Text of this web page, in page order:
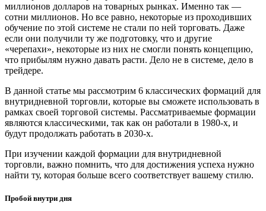
миллионов долларов на товарных рынках. Именно так —
сотни миллионов. Но все равно, некоторые из проходивших
обучение по этой системе не стали по ней торговать. Даже
если они получили ту же подготовку, что и другие
«черепахи», некоторые из них не смогли понять концепцию,
что прибылям нужно давать расти. Дело не в системе, дело в
трейдере.
В данной статье мы рассмотрим 6 классических формаций для
внутридневной торговли, которые вы сможете использовать в
рамках своей торговой системы. Рассматриваемые формации
являются классическими, так как он работали в 1980-х, и
будут продолжать работать в 2030-х.
При изучении каждой формации для внутридневной
торговли, важно помнить, что для достижения успеха нужно
найти ту, которая больше всего соответствует вашему стилю.
Пробой внутри дня